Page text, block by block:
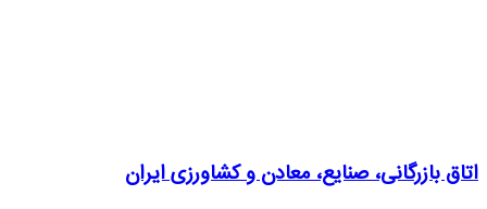
اتاق بازرگانی، صنایع، معادن و کشاورزی ایران